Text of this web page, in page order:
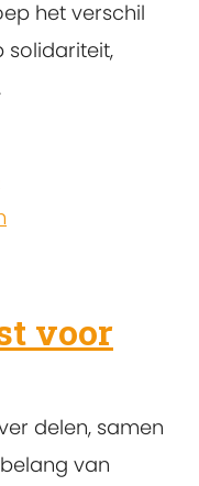
het verschil
solidariteit,
voor
delen, samen
van